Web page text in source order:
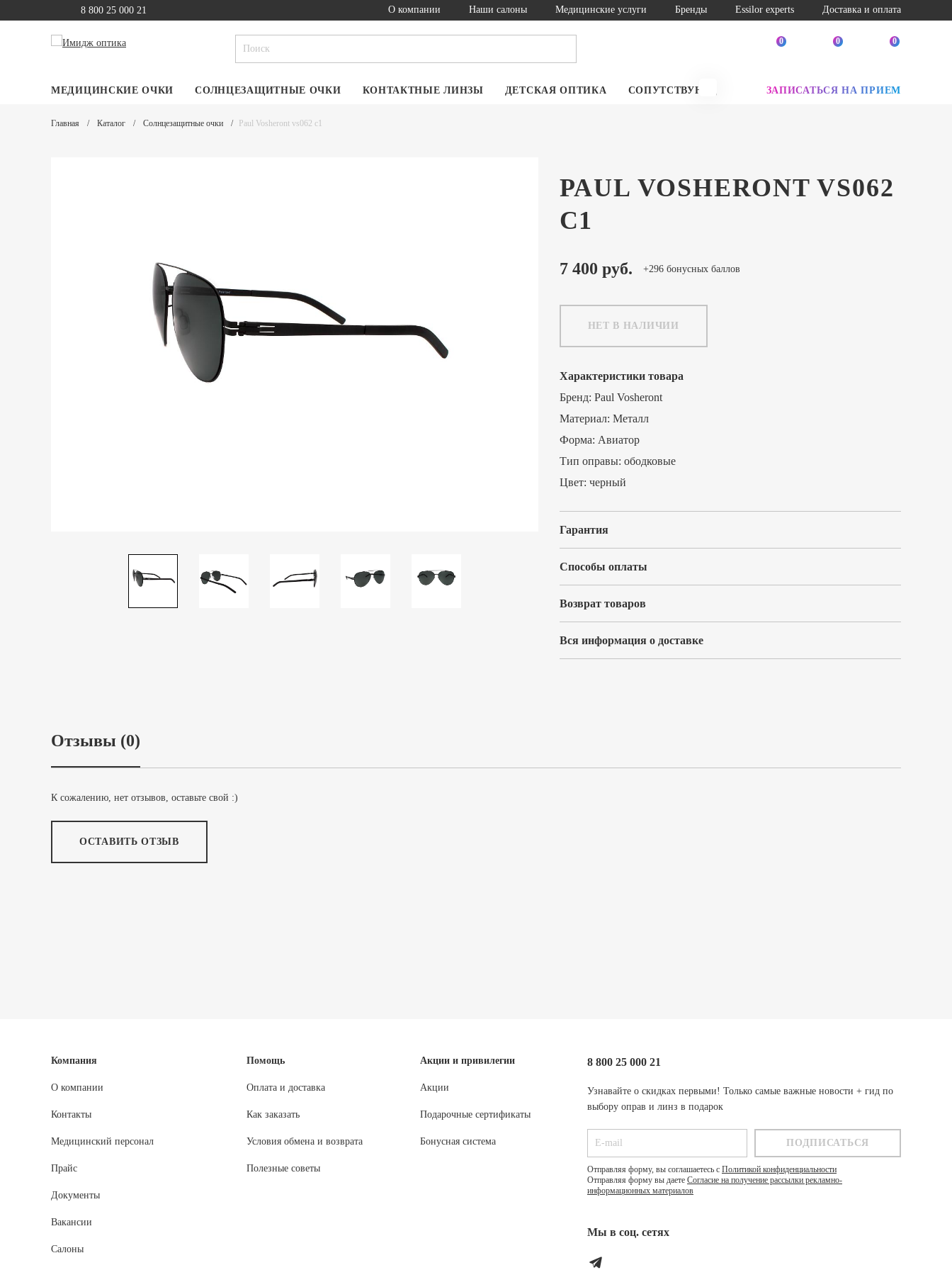
8 800 25 000 21 О компании Наши салоны Медицинские услуги Бренды Essilor experts Доставка и оплата
0 0 0
МЕДИЦИНСКИЕ ОЧКИ СОЛНЦЕЗАЩИТНЫЕ ОЧКИ КОНТАКТНЫЕ ЛИНЗЫ ДЕТСКАЯ ОПТИКА СОПУТСТВУЮЩИЕ ТОВАРЫ SALE
ЗАПИСАТЬСЯ НА ПРИЕМ
Главная Каталог Солнцезащитные очки Paul Vosheront vs062 c1
PAUL VOSHERONT VS062
C1
7 400 руб. +296 бонусных баллов
НЕТ В НАЛИЧИИ
Характеристики товара
Бренд: Paul Vosheront
Материал: Металл
Форма: Авиатор
Тип оправы: ободковые
Цвет: черный
Гарантия
Способы оплаты
Возврат товаров
Вся информация о доставке
Отзывы (0)
К сожалению, нет отзывов, оставьте свой :)
ОСТАВИТЬ ОТЗЫВ
Компания
О компании
Контакты
Медицинский персонал
Прайс
Документы
Вакансии
Салоны
Помощь
Оплата и доставка
Как заказать
Условия обмена и возврата
Полезные советы
Акции и привилегии
Акции
Подарочные сертификаты
Бонусная система
Мы в соц. cетях
8 800 25 000 21
Узнавайте о скидках первыми! Только самые важные новости + гид по
выбору оправ и линз в подарок
Отправляя форму, вы соглашаетесь с Политикой конфиденциальности
Отправляя форму вы даете Согласие на получение рассылки рекламно-
информационных материалов